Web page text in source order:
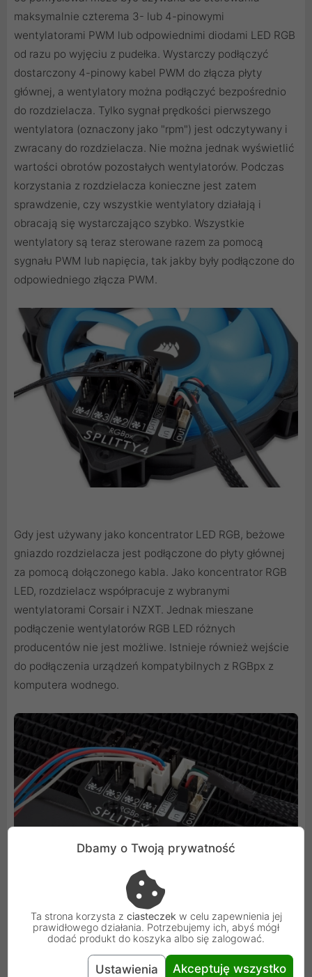
maksymalnie czterema 3- lub 4-pinowymi
wentylatorami PWM lub odpowiednimi diodami LED RGB
od razu po wyjęciu z pudełka. Wystarczy podłączyć
dostarczony 4-pinowy kabel PWM do złącza płyty
głównej, a wentylatory można podłączyć bezpośrednio
do rozdzielacza. Tylko sygnał prędkości pierwszego
wentylatora (oznaczony jako "rpm") jest odczytywany i
zwracany do rozdzielacza. Nie można jednak wyświetlić
wartości obrotów pozostałych wentylatorów. Podczas
korzystania z rozdzielacza konieczne jest zatem
sprawdzenie, czy wszystkie wentylatory działają i
obracają się wystarczająco szybko. Wszystkie
wentylatory są teraz sterowane razem za pomocą
sygnału PWM lub napięcia, tak jakby były podłączone do
odpowiedniego złącza PWM.
Gdy jest używany jako koncentrator LED RGB, beżowe
gniazdo rozdzielacza jest podłączone do płyty głównej
za pomocą dołączonego kabla. Jako koncentrator RGB
LED, rozdzielacz współpracuje z wybranymi
wentylatorami Corsair i NZXT. Jednak mieszane
podłączenie wentylatorów RGB LED różnych
producentów nie jest możliwe. Istnieje również wejście
do podłączenia urządzeń kompatybilnych z RGBpx z
komputera wodnego.
Aby zapewnić prawidłowe działanie również w
niemarkowych obudowach, zakres dostawy obejmuje
również dwie samoprzylepne powierzchnie na rzepy
Dbamy o Twoją prywatność
Ta strona korzysta z ciasteczek w celu zapewnienia jej
prawidłowego działania. Potrzebujemy ich, abyś mógł
dodać produkt do koszyka albo się zalogować.
Ustawienia Akceptuję wszystko